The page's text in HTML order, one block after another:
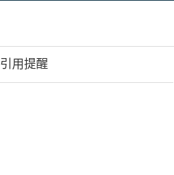
OA政策 参考文献格式
引用提醒